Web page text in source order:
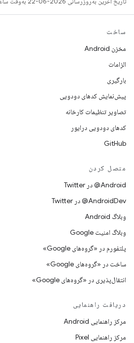
ساخت
مخزن Android
الزامات
بارگیری
پیش‌نمایش کدهای دودویی
تصاویر تنظیمات کارخانه
کدهای دودویی درایور
GitHub
متصل کردن
Android@ در Twitter
AndroidDev@ در Twitter
وبلاگ Android
وبلاگ امنیت Google
پلتفورم در «گروه‌های Google»
ساخت در «گروه‌های Google»
انتقال‌پذیری در «گروه‌های Google»
دریافت راهنمایی
مرکز راهنمایی Android
مرکز راهنمایی Pixel